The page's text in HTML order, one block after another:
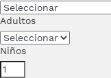
Adultos
Niños